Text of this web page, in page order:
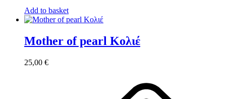
Add to basket
Mother of pearl Κολιέ
25,00 €